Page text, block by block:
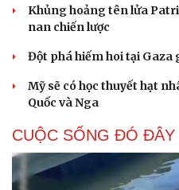
Khủng hoảng tên lửa
nan chiến lược
Đột phá hiếm hoi tại
Mỹ sẽ có học thuyết hạt
Quốc và Nga
CUỘC SỐNG ĐÓ ĐÂY